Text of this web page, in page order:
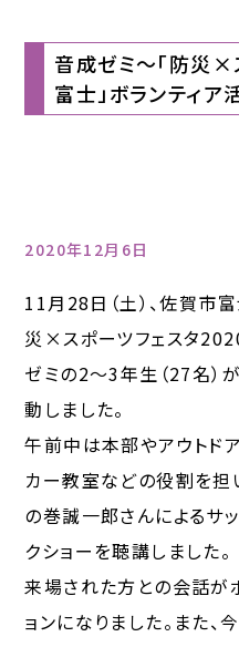
音成ゼミ～「防災
富士」ボランティア
2020年12月6日
11月28日（土）、佐賀市
災×スポーツフェスタ
ゼミの2～3年生（27名）
動しました。
午前中は本部やアウトド
カー教室などの役割を担
の巻誠一郎さんによるサ
クショーを聴講しました。
来場された方との会話が
ョンになりました。また